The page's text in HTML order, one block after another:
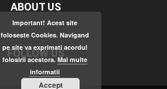
ABOUT US
FOLLOW US
Important! Acest site
foloseste Cookies. Navigand
pe site va exprimati acordul
folosirii acestora. Mai multe
informatii
Accept